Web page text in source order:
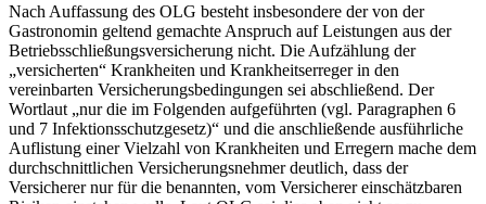
Nach Auffassung des OLG besteht insbesondere der von der
Gastronomin geltend gemachte Anspruch auf Leistungen aus der
Betriebsschließungsversicherung nicht. Die Aufzählung der
„versicherten“ Krankheiten und Krankheitserreger in den
vereinbarten Versicherungsbedingungen sei abschließend. Der
Wortlaut „nur die im Folgenden aufgeführten (vgl. Paragraphen 6
und 7 Infektionsschutzgesetz)“ und die anschließende ausführliche
Auflistung einer Vielzahl von Krankheiten und Erregern mache dem
durchschnittlichen Versicherungsnehmer deutlich, dass der
Versicherer nur für die benannten, vom Versicherer einschätzbaren